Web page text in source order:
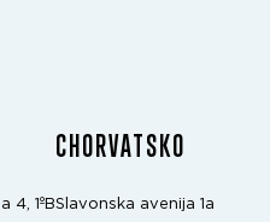
4, 1ºB
CHORVATSKO
Slavonska avenija 1a